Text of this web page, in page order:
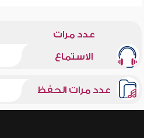
عدد مرات
الاستماع
عدد مرات الحفظ